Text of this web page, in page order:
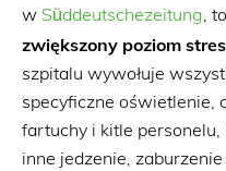
w Süddeutschezeitung, to
zwiększony poziom
szpitalu wywołuje
specyficzne oświetlenie,
fartuchy i kitle personelu,
inne jedzenie,